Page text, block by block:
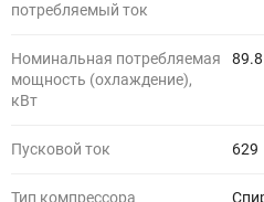
потребляемый ток
Номинальная потребляемая
мощность (охлаждение),
кВт
89.8
Пусковой ток 629
Тип компрессора